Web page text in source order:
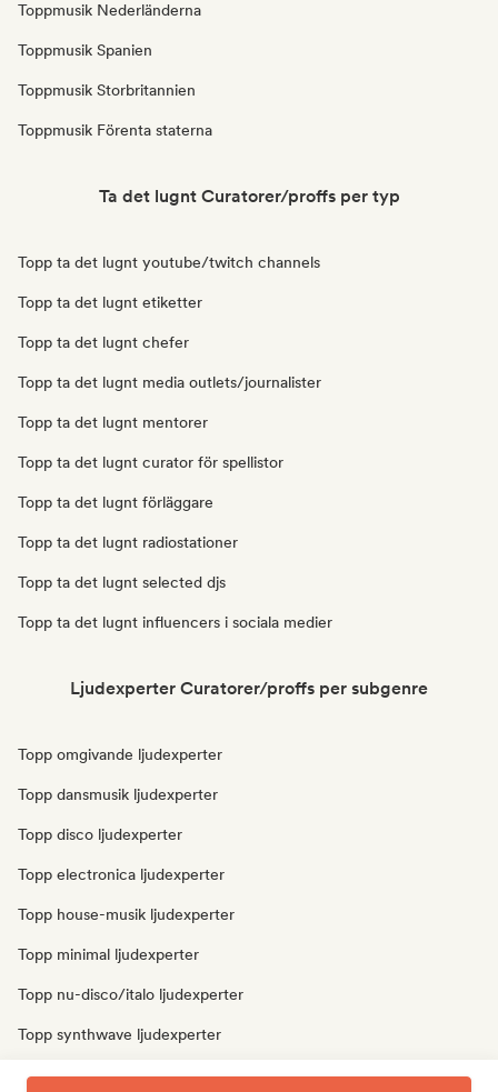
Toppmusik Nederländerna
Toppmusik Spanien
Toppmusik Storbritannien
Toppmusik Förenta staterna
Ta det lugnt Curatorer/proffs per typ
Topp ta det lugnt youtube/twitch channels
Topp ta det lugnt etiketter
Topp ta det lugnt chefer
Topp ta det lugnt media outlets/journalister
Topp ta det lugnt mentorer
Topp ta det lugnt curator för spellistor
Topp ta det lugnt förläggare
Topp ta det lugnt radiostationer
Topp ta det lugnt selected djs
Topp ta det lugnt influencers i sociala medier
Ljudexperter Curatorer/proffs per subgenre
Topp omgivande ljudexperter
Topp dansmusik ljudexperter
Topp disco ljudexperter
Topp electronica ljudexperter
Topp house-musik ljudexperter
Topp minimal ljudexperter
Topp nu-disco/italo ljudexperter
Topp synthwave ljudexperter
Topp techno ljudexperter